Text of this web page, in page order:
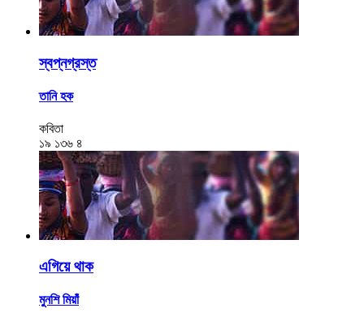
স্বপ্নগ্রস্ত
তানি হক
কবিতা
১৯ ১৩৬ ৪
এগিয়ে থাক
মুনশি মিয়াঁ